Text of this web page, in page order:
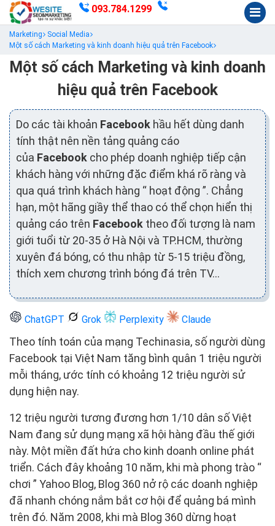
093.784.1299
Marketing
Social Media
Một số cách Marketing và kinh doanh hiệu quả trên Facebook
Một số cách Marketing và kinh doanh
hiệu quả trên Facebook
Do các tài khoản Facebook hầu hết dùng danh
tính thật nên nền tảng quảng cáo
của Facebook cho phép doanh nghiệp tiếp cận
khách hàng với những đặc điểm khá rõ ràng và
qua quá trình khách hàng “ hoạt động ”. Chẳng
hạn, một hãng giầy thể thao có thể chọn hiển thị
quảng cáo trên Facebook theo đối tượng là nam
giới tuổi từ 20-35 ở Hà Nội và TP.HCM, thường
xuyên đá bóng, có thu nhập từ 5-15 triệu đồng,
thích xem chương trình bóng đá trên TV…
ChatGPT Grok Perplexity Claude
Theo tính toán của mạng Techinasia, số người dùng
Facebook tại Việt Nam tăng bình quân 1 triệu người
mỗi tháng, ước tính có khoảng 12 triệu người sử
dụng hiện nay.
12 triệu người tương đương hơn 1/10 dân số Việt
Nam đang sử dụng mạng xã hội hàng đầu thế giới
này. Một miền đất hứa cho kinh doanh online phát
triển. Cách đây khoảng 10 năm, khi mà phong trào “
chơi ” Yahoo Blog, Blog 360 nở rộ các doanh nghiệp
đã nhanh chóng nắm bắt cơ hội để quảng bá mình
trên đó. Năm 2008, khi mà Blog 360 dừng hoạt